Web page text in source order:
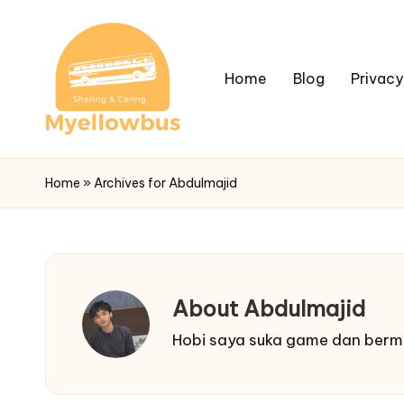
Home Blog
Home »Archives for Abdulmajid
About Abdulmajid
Hobi saya suka game dan